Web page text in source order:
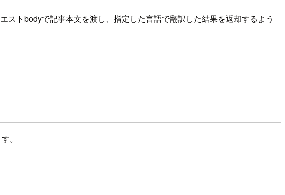
トbodyで記事本文を渡し、指定した言語で翻訳した結果を返却するよう
。